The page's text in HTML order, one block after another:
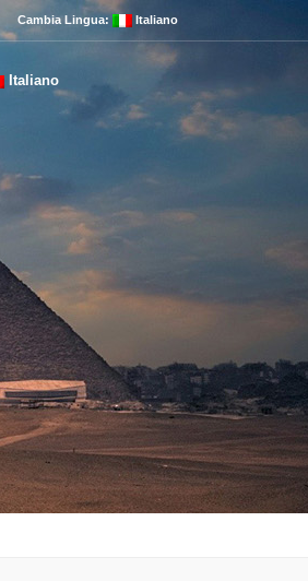
Cambia Lingua: Italiano
Italiano